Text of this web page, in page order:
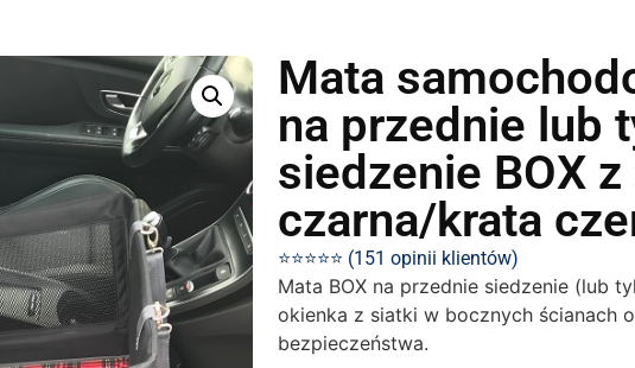
Mata
na przednie lub
siedzenie BOX
czarna/krata
⭐⭐⭐⭐⭐ (151 opinii klientów)
Mata BOX na przednie siedzenie (lub
okienka z siatki w bocznych ścianach
bezpieczeństwa.